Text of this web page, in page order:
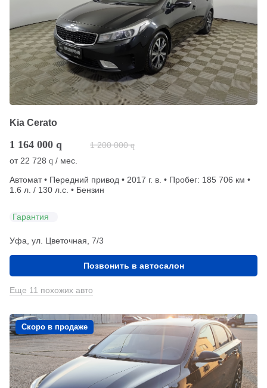
Kia Cerato
1 164 000 q 1 200 000 q
от 22 728 q / мес.
Автомат • Передний привод • 2017 г. в. • Пробег: 185 706 км •
1.6 л. / 130 л.с. • Бензин
Гарантия
Уфа, ул. Цветочная, 7/3
Позвонить в автосалон
Еще 11 похожих авто
Скоро в продаже